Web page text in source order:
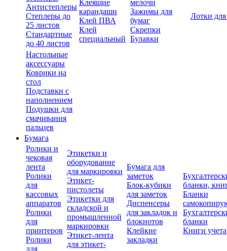
Антистеплеры
Степлеры до
25 листов
Стандартные
до 40 листов
Клеящие
карандаши
Клей ПВА
Клей
специальный
мелочи
Зажимы для
бумаг
Скрепки
Булавки
Лотки
Настольные
аксессуары
Коврики на
стол
Подставки с
наполнением
Подушки для
смачивания
пальцев
Бумага
Ролики и
чековая
лента
Ролики
для
кассовых
аппаратов
Ролики
для
принтеров
Ролики
для
Этикетки и
оборудование
для маркировки
Этикет-
пистолеты
Этикетки для
складской и
промышленной
маркировки
Этикет-лента
для этикет-
Бумага для
заметок
Блок-кубики
для заметок
Диспенсеры
для закладок и
блокнотов
Клейкие
закладки
бланки,
Бланки
бланки
Книги учета